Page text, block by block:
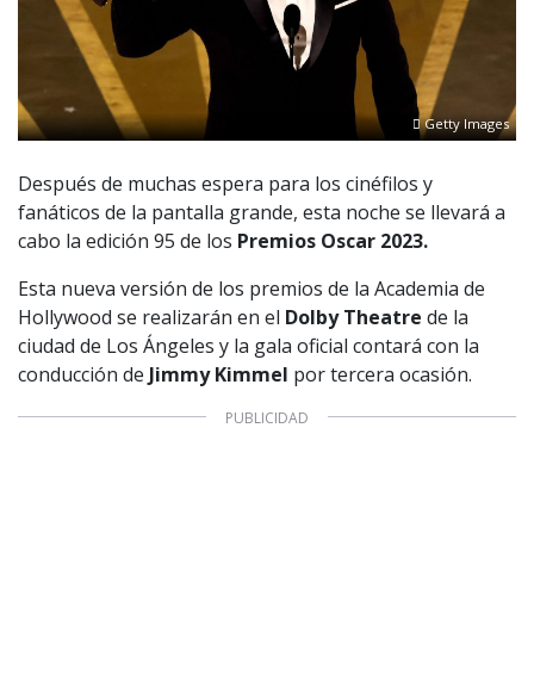
Getty Images
Después de muchas espera para los cinéfilos y
fanáticos de la pantalla grande, esta noche se llevará a
cabo la edición 95 de los Premios Oscar 2023.
Esta nueva versión de los premios de la Academia de
Hollywood se realizarán en el Dolby Theatre de la
ciudad de Los Ángeles y la gala oficial contará con la
conducción de Jimmy Kimmel por tercera ocasión.